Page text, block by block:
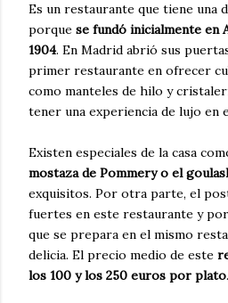
Es un restaurante que tiene una
porque se fundó inicialmente en
1904. En Madrid abrió sus
primer restaurante en ofrecer
como manteles de hilo y
tener una experiencia de lujo en
Existen especiales de la casa
mostaza de Pommery o el
exquisitos. Por otra parte, el
fuertes en este restaurante y
que se prepara en el mismo
delicia. El precio medio de este
los 100 y los 250 euros por plato.